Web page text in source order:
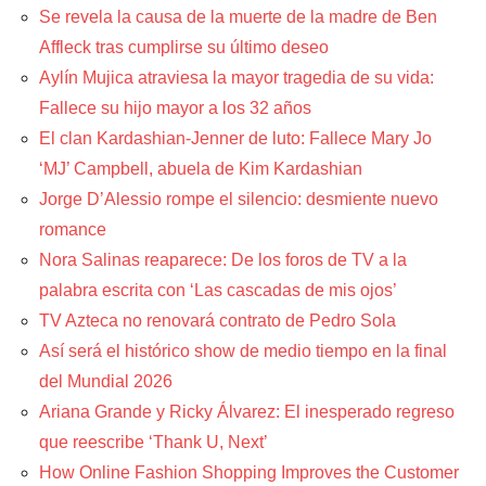
Se revela la causa de la muerte de la madre de Ben
Affleck tras cumplirse su último deseo
Aylín Mujica atraviesa la mayor tragedia de su vida:
Fallece su hijo mayor a los 32 años
El clan Kardashian-Jenner de luto: Fallece Mary Jo
‘MJ’ Campbell, abuela de Kim Kardashian
Jorge D’Alessio rompe el silencio: desmiente nuevo
romance
Nora Salinas reaparece: De los foros de TV a la
palabra escrita con ‘Las cascadas de mis ojos’
TV Azteca no renovará contrato de Pedro Sola
Así será el histórico show de medio tiempo en la final
del Mundial 2026
Ariana Grande y Ricky Álvarez: El inesperado regreso
que reescribe ‘Thank U, Next’
How Online Fashion Shopping Improves the Customer